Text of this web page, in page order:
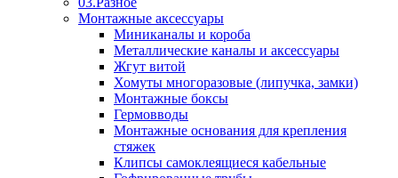
Монтажные аксессуары
Миниканалы и короба
Металлические каналы и аксессуары
Жгут витой
Хомуты многоразовые (липучка, замки)
Монтажные боксы
Гермовводы
Монтажные основания для крепления
стяжек
Клипсы самоклеящиеся кабельные